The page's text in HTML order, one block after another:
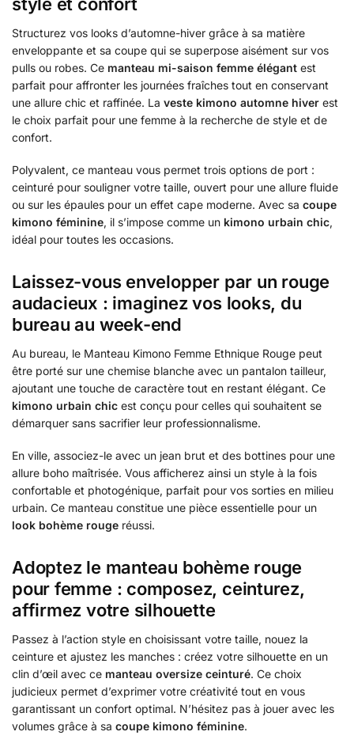
Structurez vos looks d’automne-hiver grâce à sa matière
enveloppante et sa coupe qui se superpose aisément sur vos
pulls ou robes. Ce manteau mi-saison femme élégant est
parfait pour affronter les journées fraîches tout en conservant
une allure chic et raffinée. La veste kimono automne hiver est
le choix parfait pour une femme à la recherche de style et de
confort.
Polyvalent, ce manteau vous permet trois options de port :
ceinturé pour souligner votre taille, ouvert pour une allure fluide
ou sur les épaules pour un effet cape moderne. Avec sa coupe
kimono féminine, il s’impose comme un kimono urbain chic,
idéal pour toutes les occasions.
Laissez-vous envelopper par un rouge
audacieux : imaginez vos looks, du
bureau au week-end
Au bureau, le Manteau Kimono Femme Ethnique Rouge peut
être porté sur une chemise blanche avec un pantalon tailleur,
ajoutant une touche de caractère tout en restant élégant. Ce
kimono urbain chic est conçu pour celles qui souhaitent se
démarquer sans sacrifier leur professionnalisme.
En ville, associez-le avec un jean brut et des bottines pour une
allure boho maîtrisée. Vous afficherez ainsi un style à la fois
confortable et photogénique, parfait pour vos sorties en milieu
urbain. Ce manteau constitue une pièce essentielle pour un
look bohème rouge réussi.
Adoptez le manteau bohème rouge
pour femme : composez, ceinturez,
affirmez votre silhouette
Passez à l’action style en choisissant votre taille, nouez la
ceinture et ajustez les manches : créez votre silhouette en un
clin d’œil avec ce manteau oversize ceinturé. Ce choix
judicieux permet d’exprimer votre créativité tout en vous
garantissant un confort optimal. N’hésitez pas à jouer avec les
volumes grâce à sa coupe kimono féminine.